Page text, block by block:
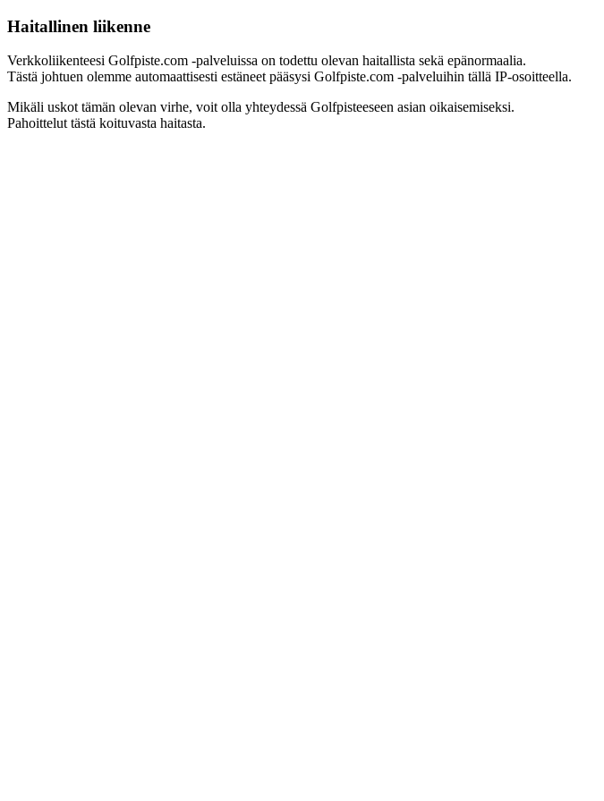
Haitallinen liikenne
Verkkoliikenteesi Golfpiste.com -palveluissa on todettu olevan haitallista sekä epänormaalia.
Tästä johtuen olemme automaattisesti estäneet pääsysi Golfpiste.com -palveluihin tällä IP-osoitteella.
Mikäli uskot tämän olevan virhe, voit olla yhteydessä Golfpisteeseen asian oikaisemiseksi.
Pahoittelut tästä koituvasta haitasta.